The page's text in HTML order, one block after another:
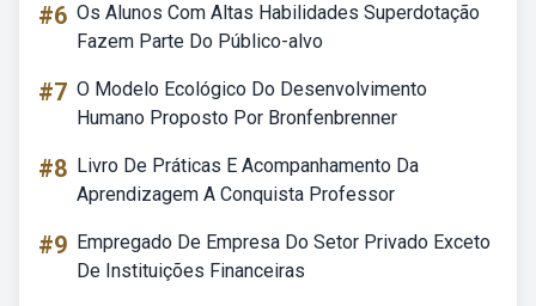
#6 Os Alunos Com Altas Habilidades Superdotação
Fazem Parte Do Público-alvo
#7 O Modelo Ecológico Do Desenvolvimento
Humano Proposto Por Bronfenbrenner
#8 Livro De Práticas E Acompanhamento Da
Aprendizagem A Conquista Professor
#9 Empregado De Empresa Do Setor Privado Exceto
De Instituições Financeiras